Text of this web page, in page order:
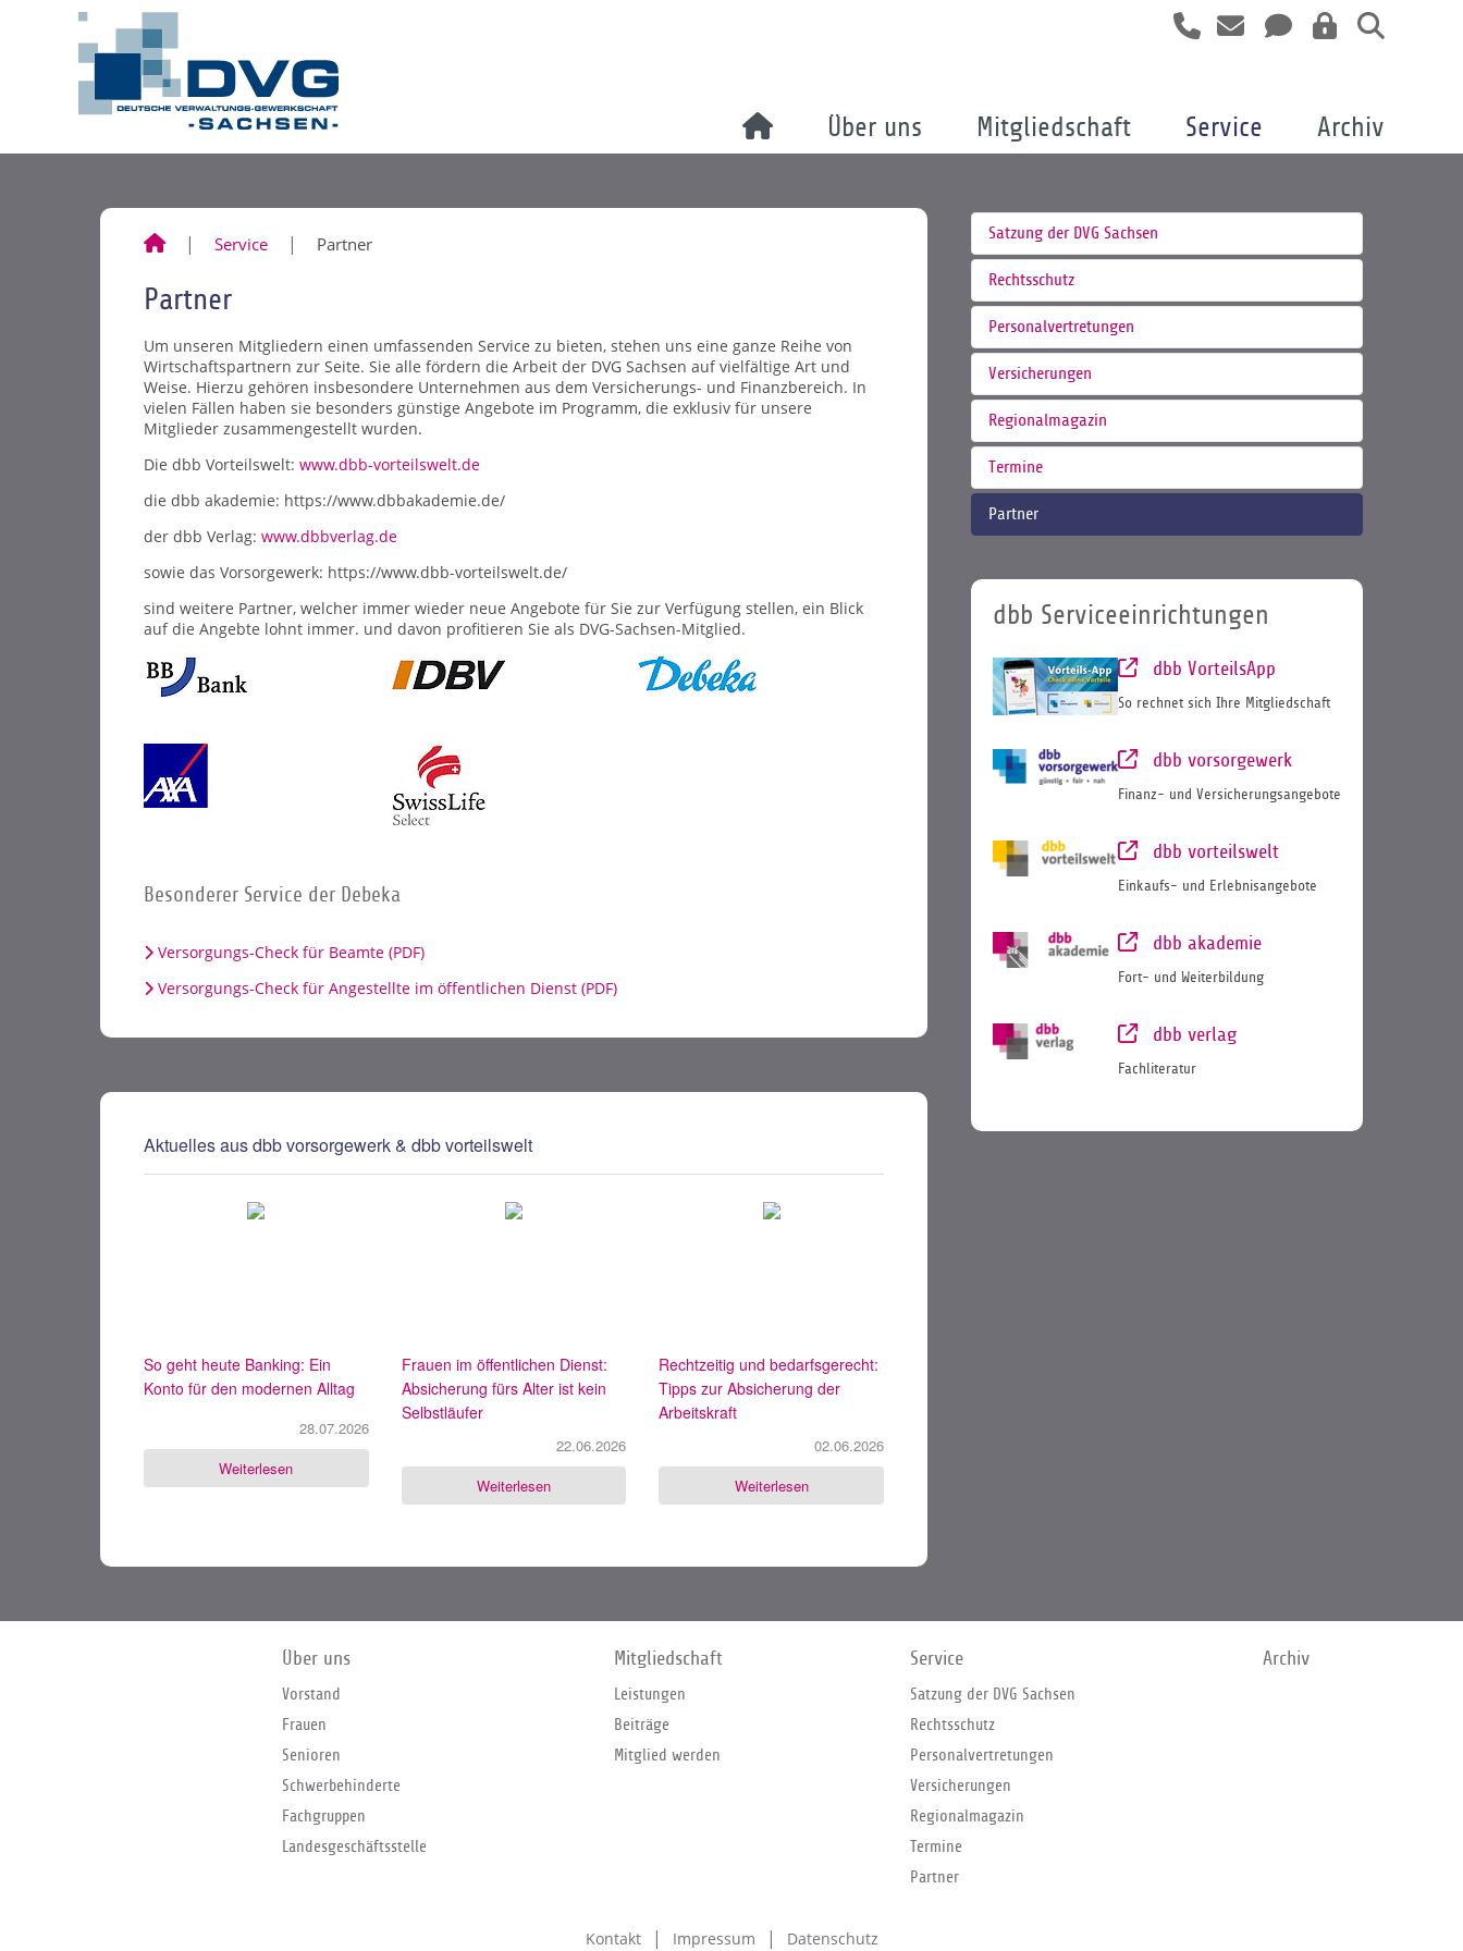
Über uns Mitgliedschaft Service Archiv
Service Partner
Partner
Um unseren Mitgliedern einen umfassenden Service zu bieten, stehen uns eine ganze Reihe von
Wirtschaftspartnern zur Seite. Sie alle fördern die Arbeit der DVG Sachsen auf vielfältige Art und
Weise. Hierzu gehören insbesondere Unternehmen aus dem Versicherungs- und Finanzbereich. In
vielen Fällen haben sie besonders günstige Angebote im Programm, die exklusiv für unsere
Mitglieder zusammengestellt wurden.
Die dbb Vorteilswelt: www.dbb-vorteilswelt.de
die dbb akademie: https://www.dbbakademie.de/
der dbb Verlag: www.dbbverlag.de
sowie das Vorsorgewerk: https://www.dbb-vorteilswelt.de/
sind weitere Partner, welcher immer wieder neue Angebote für Sie zur Verfügung stellen, ein Blick
auf die Angebte lohnt immer. und davon profitieren Sie als DVG-Sachsen-Mitglied.
Besonderer Service der Debeka
Versorgungs-Check für Beamte (PDF)
Versorgungs-Check für Angestellte im öffentlichen Dienst (PDF)
Aktuelles aus dbb vorsorgewerk & dbb vorteilswelt
So geht heute Banking: Ein
Konto für den modernen Alltag
28.07.2026
Weiterlesen
Frauen im öffentlichen Dienst:
Absicherung fürs Alter ist kein
Selbstläufer
22.06.2026
Weiterlesen
Rechtzeitig und bedarfsgerecht:
Tipps zur Absicherung der
Arbeitskraft
02.06.2026
Weiterlesen
Satzung der DVG Sachsen
Rechtsschutz
Personalvertretungen
Versicherungen
Regionalmagazin
Termine
Partner
dbb Serviceeinrichtungen
dbb VorteilsApp
So rechnet sich Ihre Mitgliedschaft
dbb vorsorgewerk
Finanz- und Versicherungsangebote
dbb vorteilswelt
Einkaufs- und Erlebnisangebote
dbb akademie
Fort- und Weiterbildung
dbb verlag
Fachliteratur
Über uns
Vorstand
Frauen
Senioren
Schwerbehinderte
Fachgruppen
Landesgeschäftsstelle
Mitgliedschaft
Leistungen
Beiträge
Mitglied werden
Service
Satzung der DVG Sachsen
Rechtsschutz
Personalvertretungen
Versicherungen
Regionalmagazin
Termine
Partner
Archiv
Kontakt Impressum Datenschutz